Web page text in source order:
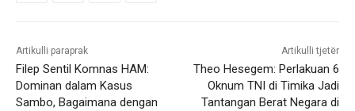
Artikulli paraprak
Filep Sentil Komnas HAM:
Dominan dalam Kasus
Sambo, Bagaimana dengan
Artikulli tjetër
Theo Hesegem: Perlakuan 6
Oknum TNI di Timika Jadi
Tantangan Berat Negara di